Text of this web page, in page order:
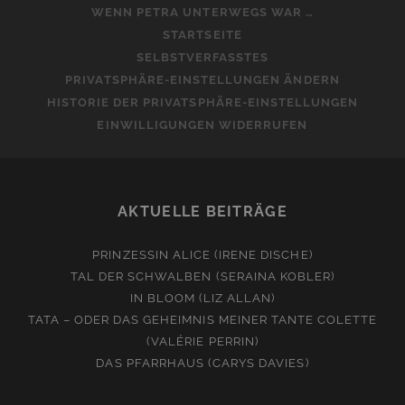
WENN PETRA UNTERWEGS WAR …
STARTSEITE
SELBSTVERFASSTES
PRIVATSPHÄRE-EINSTELLUNGEN ÄNDERN
HISTORIE DER PRIVATSPHÄRE-EINSTELLUNGEN
EINWILLIGUNGEN WIDERRUFEN
AKTUELLE BEITRÄGE
PRINZESSIN ALICE (IRENE DISCHE)
TAL DER SCHWALBEN (SERAINA KOBLER)
IN BLOOM (LIZ ALLAN)
TATA – ODER DAS GEHEIMNIS MEINER TANTE COLETTE
(VALÉRIE PERRIN)
DAS PFARRHAUS (CARYS DAVIES)